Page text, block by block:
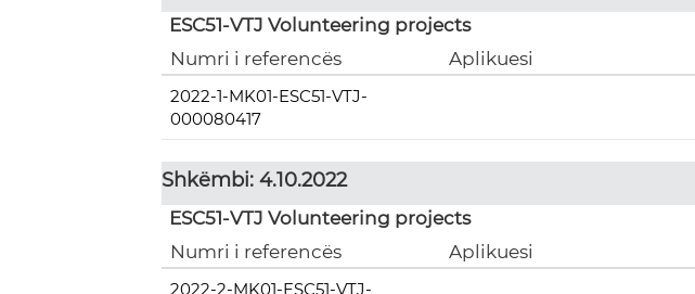
ESC51-VTJ Volunteering projects
Numri i referencës
Aplikuesi
2022-1-MK01-ESC51-VTJ-
000080417
Shkëmbi: 4.10.2022
ESC51-VTJ Volunteering projects
Numri i referencës
Aplikuesi
2022-2-MK01-ESC51-VTJ-